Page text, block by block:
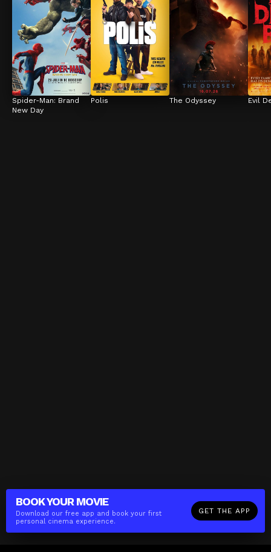
BOOK YOUR MOVIE
Download our free app and book your first
personal cinema experience.
GET THE APP
Spider-Man: Brand
New Day
Polis The Odyssey Evil